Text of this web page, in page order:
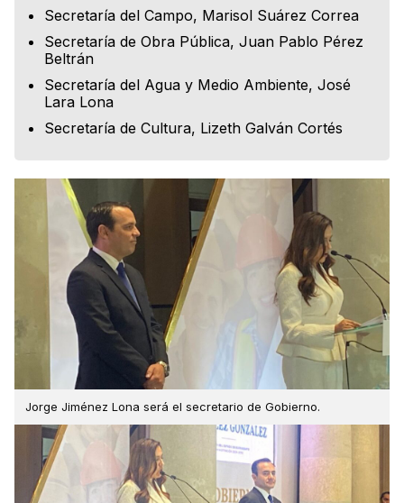
Secretaría del Campo, Marisol Suárez Correa
Secretaría de Obra Pública, Juan Pablo Pérez
Beltrán
Secretaría del Agua y Medio Ambiente, José
Lara Lona
Secretaría de Cultura, Lizeth Galván Cortés
Jorge Jiménez Lona será el secretario de Gobierno.